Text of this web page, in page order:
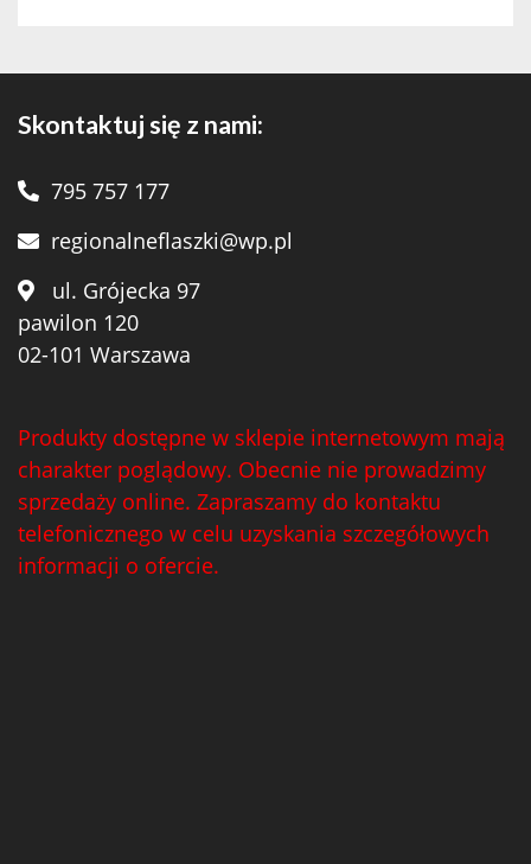
Skontaktuj się z nami:
795 757 177
regionalneflaszki@wp.pl
ul. Grójecka 97
pawilon 120
02-101 Warszawa
Produkty dostępne w sklepie internetowym mają
charakter poglądowy. Obecnie nie prowadzimy
sprzedaży online. Zapraszamy do kontaktu
telefonicznego w celu uzyskania szczegółowych
informacji o ofercie.